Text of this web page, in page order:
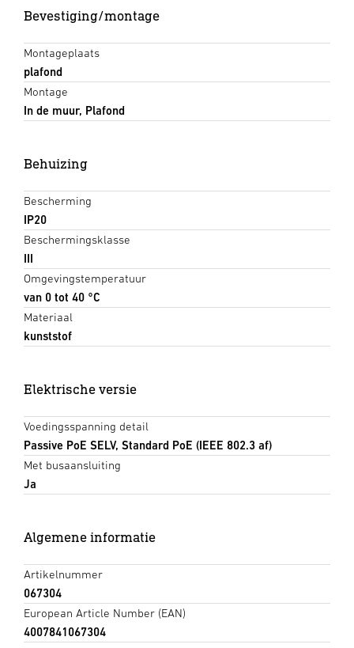
Bevestiging/montage
Montageplaats
plafond
Montage
In de muur, Plafond
Behuizing
Bescherming
IP20
Beschermingsklasse
III
Omgevingstemperatuur
van 0 tot 40 °C
Materiaal
kunststof
Elektrische versie
Voedingsspanning detail
Passive PoE SELV, Standard PoE (IEEE 802.3 af)
Met busaansluiting
Ja
Algemene informatie
Artikelnummer
067304
European Article Number (EAN)
4007841067304